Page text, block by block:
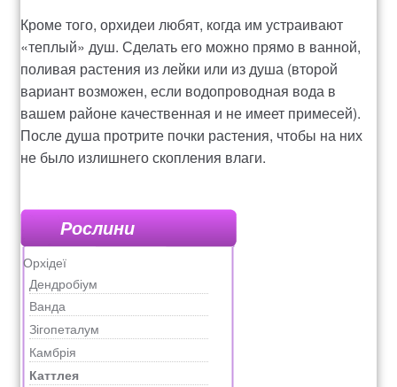
Кроме того, орхидеи любят, когда им устраивают
«теплый» душ. Сделать его можно прямо в ванной,
поливая растения из лейки или из душа (второй
вариант возможен, если водопроводная вода в
вашем районе качественная и не имеет примесей).
После душа протрите почки растения, чтобы на них
не было излишнего скопления влаги.
Рослини
Орхідеї
Дендробіум
Ванда
Зігопеталум
Камбрія
Каттлея